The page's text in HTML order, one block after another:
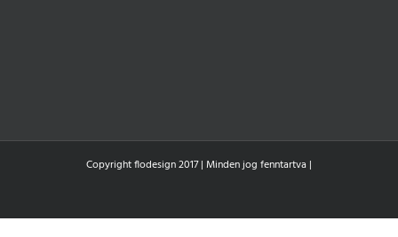
Copyright flodesign 2017 | Minden jog fenntartva |